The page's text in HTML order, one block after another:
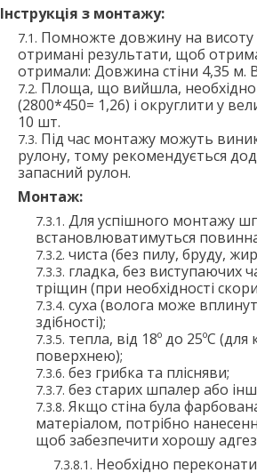
Інструкція з монтажу:
Помножте довжину на висоту
отримані результати, щоб
отримали: Довжина стіни 4,35 м.
Площа, що вийшла,
(2800*450= 1,26) і округлити у
10 шт.
Під час монтажу можуть
рулону, тому рекомендується
запасний рулон.
Монтаж:
Для успішного монтажу
встановлюватимуться
чиста (без пилу, бруду,
гладка, без виступаючих
тріщин (при необхідності
суха (волога може
здібності);
тепла, від 18º до 25ºС
поверхнею);
без грибка та плісняви;
без старих шпалер або
Якщо стіна була
матеріалом, потрібно
щоб забезпечити хорошу
Необхідно